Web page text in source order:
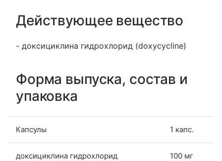
Действующее вещество
- доксициклина гидрохлорид (doxycycline)
Форма выпуска, состав и
упаковка
Капсулы 1 капс.
доксициклина гидрохлорид 100 мг